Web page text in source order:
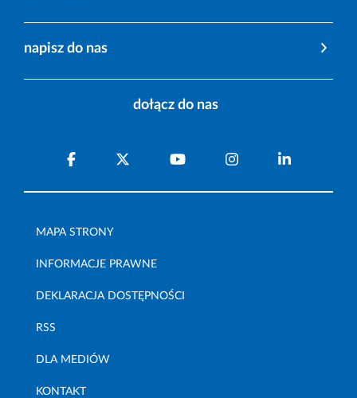
napisz do nas
dołącz do nas
MAPA STRONY
INFORMACJE PRAWNE
DEKLARACJA DOSTĘPNOŚCI
RSS
DLA MEDIÓW
KONTAKT